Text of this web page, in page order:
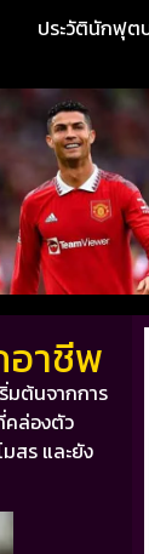
ประวัตินักฟุต
อาชีพ
มต้นจากการ
คล่องตัว
สร และยัง